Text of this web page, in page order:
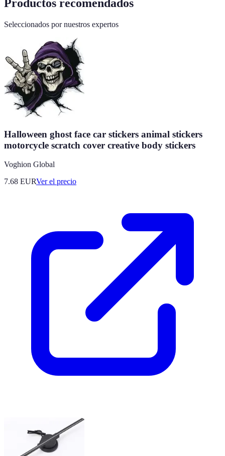
Productos recomendados
Seleccionados por nuestros expertos
Halloween ghost face car stickers animal stickers
motorcycle scratch cover creative body stickers
Voghion Global
7.68 EURVer el precio